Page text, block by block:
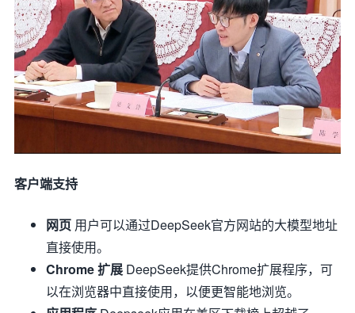
客户端支持
网页 用户可以通过DeepSeek官方网站的大模型地址
直接使用。
Chrome 扩展 DeepSeek提供Chrome扩展程序，可
以在浏览器中直接使用，以便更智能地浏览。